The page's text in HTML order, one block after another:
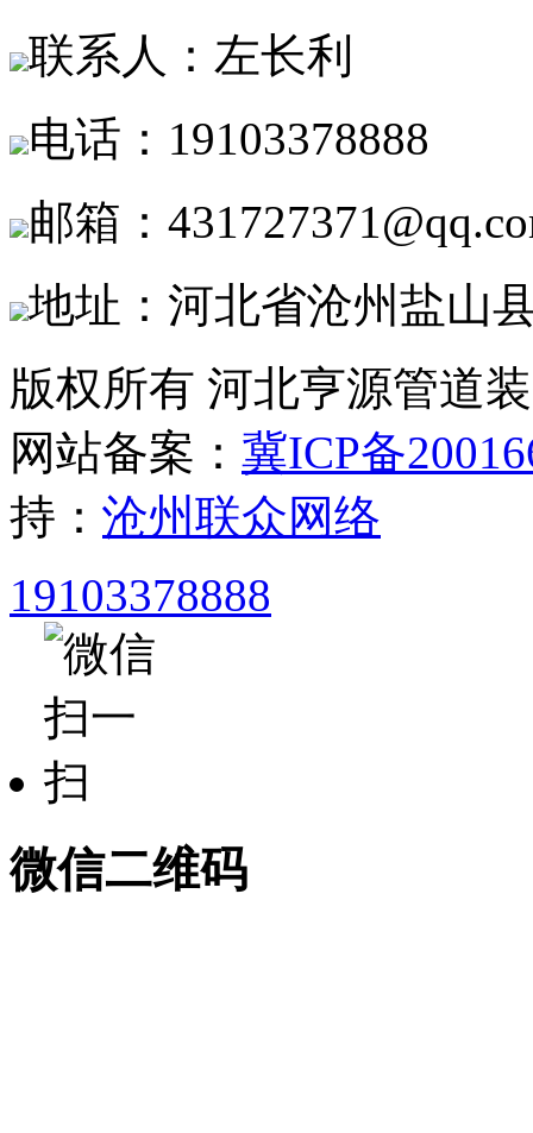
联系人：左长利
电话：19103378888
邮箱：
地址：河北省沧州盐山
版权所有 河北亨源管道
网站备案： 冀ICP备
持： 沧州联众网络
19103378888
微信二维码